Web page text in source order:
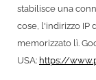
stabilisce una
cose, l'indirizzo IP
memorizzato lì.
USA: https://